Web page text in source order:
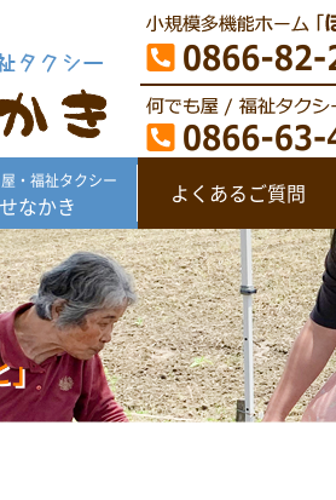
・福祉タクシー
せなかき よくあるご質問
」